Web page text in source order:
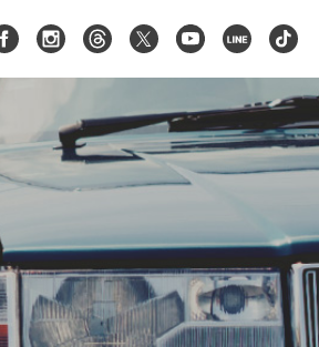
会社概要 店舗紹介
HEICO SPORTIV お客様の声
カスタマイズ
注文販売
コクスン横浜
045-719-9357
カスタマイズの
お問い合わせ